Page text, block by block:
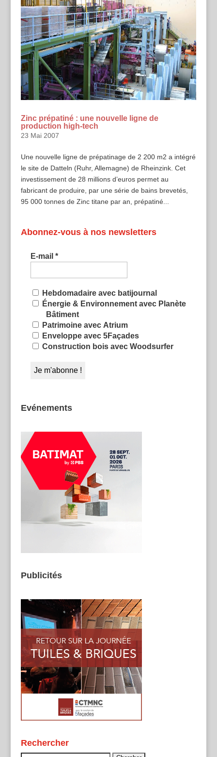
Zinc prépatiné : une nouvelle ligne de
production high-tech
23 Mai 2007
Une nouvelle ligne de prépatinage de 2 200 m2 a intégré
le site de Datteln (Ruhr, Allemagne) de Rheinzink. Cet
investissement de 28 millions d’euros permet au
fabricant de produire, par une série de bains brevetés,
95 000 tonnes de Zinc titane par an, prépatiné...
Abonnez-vous à nos newsletters
E-mail *
Hebdomadaire avec batijournal
Énergie & Environnement avec Planète
Bâtiment
Patrimoine avec Atrium
Enveloppe avec 5Façades
Construction bois avec Woodsurfer
Evénements
Publicités
Rechercher